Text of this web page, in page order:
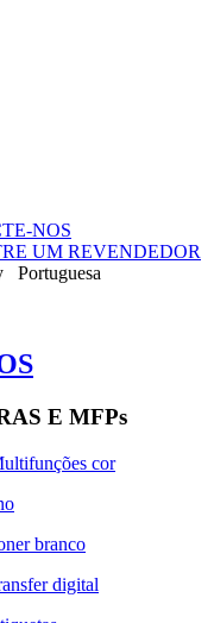
NOS
UM REVENDEDOR
Portuguesa
E MFPs
cor
branco
digital